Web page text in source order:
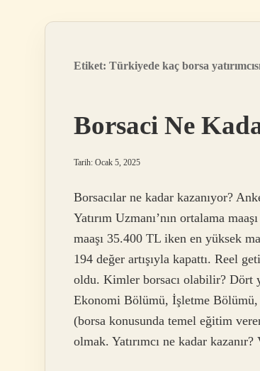
Etiket: Türkiyede kaç borsa
Borsaci Ne
Tarih: Ocak 5, 2025
Borsacılar ne kadar kazanıyor?
Yatırım Uzmanı’nın ortalama
maaşı 35.400 TL iken en yüksek
194 değer artışıyla kapattı. Reel
oldu. Kimler borsacı olabilir? Dört
Ekonomi Bölümü, İşletme
(borsa konusunda temel eğitim
olmak. Yatırımcı ne kadar